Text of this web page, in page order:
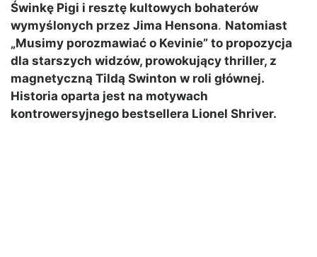
Świnkę Pigi i resztę kultowych bohaterów
wymyślonych przez Jima Hensona. Natomiast
„Musimy porozmawiać o Kevinie” to propozycja
dla starszych widzów, prowokujący thriller, z
magnetyczną Tildą Swinton w roli głównej.
Historia oparta jest na motywach
kontrowersyjnego bestsellera Lionel Shriver.